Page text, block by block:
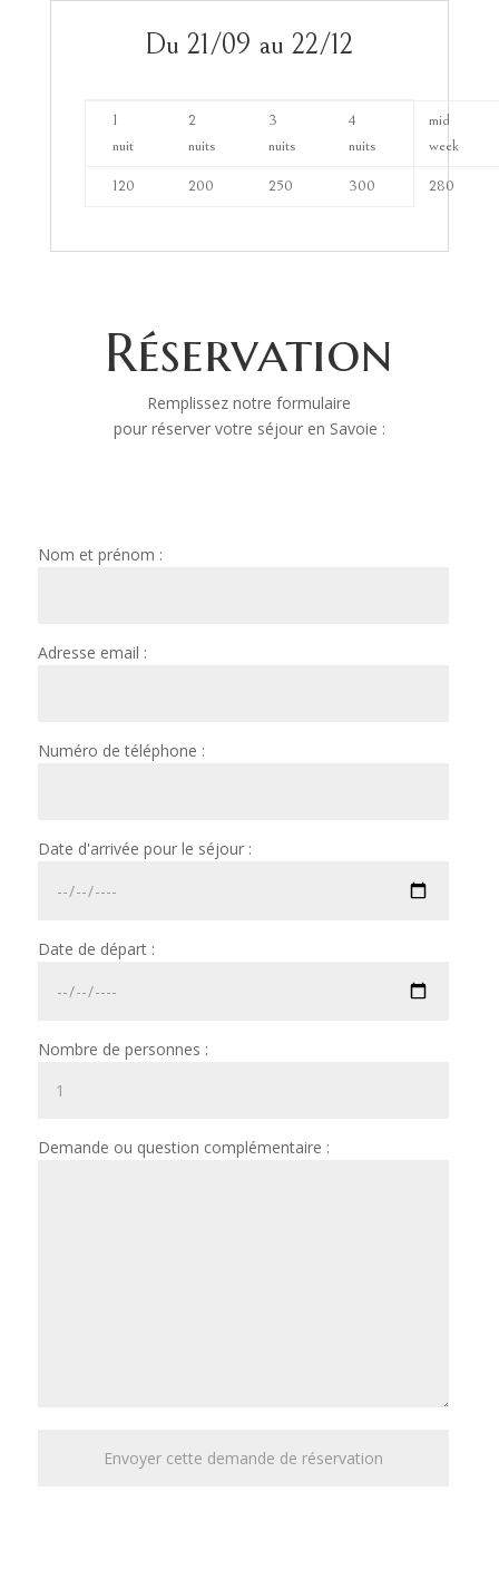
Du 21/09 au 22/12
1
nuit
2
nuits
3
nuits
4
nuits
mid
week
120 200 250 300 280
Réservation
Remplissez notre formulaire
pour réserver votre séjour en Savoie :
Nom et prénom :
Adresse email :
Numéro de téléphone :
Date d'arrivée pour le séjour :
Date de départ :
Nombre de personnes :
Demande ou question complémentaire :